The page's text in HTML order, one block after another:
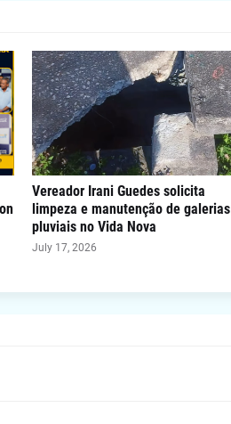
Vereador Irani Guedes solicita
limpeza e manutenção de galerias
pluviais no Vida Nova
July 17, 2026